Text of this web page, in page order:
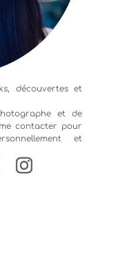
découvertes et
et de
contacter pour
et